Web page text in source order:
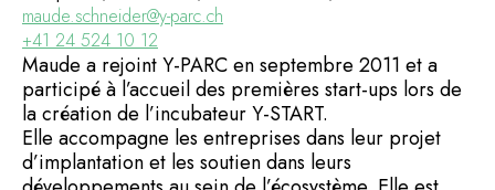
maude.schneider@y-parc.ch
+41 24 524 10 12
Maude a rejoint Y-PARC en septembre 2011 et a
participé à l’accueil des premières start-ups lors de
la création de l’incubateur Y-START.
Elle accompagne les entreprises dans leur projet
d’implantation et les soutien dans leurs